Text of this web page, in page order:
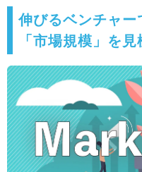
伸びるベンチャ
「市場規模」を見